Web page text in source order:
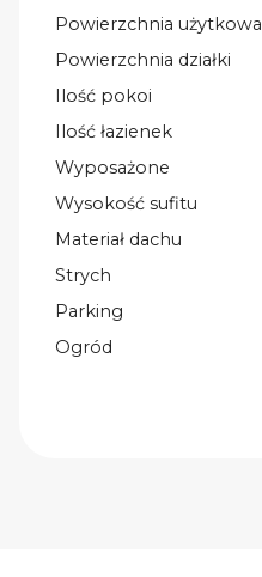
Powierzchnia użytkowa
Powierzchnia działki
Ilość pokoi
Ilość łazienek
Wyposażone
Wysokość sufitu
Materiał dachu
Strych
Parking
Ogród